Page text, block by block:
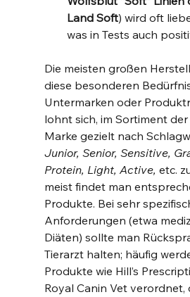
Land Soft) wird oft
was in Tests auch
Die meisten großen
diese besonderen
Untermarken oder
lohnt sich, im Sortiment
Marke gezielt nach
Junior, Senior, Sensitive,
Protein, Light, Active, etc.
meist findet man
Produkte. Bei sehr
Anforderungen (etwa
Diäten) sollte man
Tierarzt halten; häufig
Produkte wie Hill’s
Royal Canin Vet verordnet,